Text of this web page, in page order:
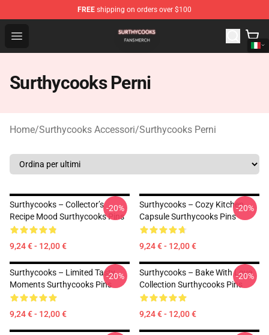
FREE shipping on orders over $100
Open menu
Surthycooks Shop - Official Surthycooks Merchandise
Surthycooks Perni
Home/Surthycooks Accessori/Surthycooks Perni
Surthycooks – Collector’s
Recipe Mood Surthycooks Pins
9,24 € - 12,00 €
-20%
Surthycooks – Cozy Kitchen
Capsule Surthycooks Pins
9,24 € - 12,00 €
-20%
Surthycooks – Limited Tasty
Moments Surthycooks Pins
9,24 € - 12,00 €
-20%
Surthycooks – Bake With Love
Collection Surthycooks Pins
9,24 € - 12,00 €
-20%